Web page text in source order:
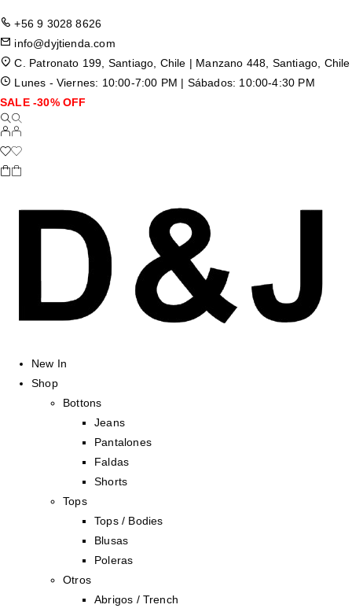
+56 9 3028 8626
info@dyjtienda.com
C. Patronato 199, Santiago, Chile | Manzano 448, Santiago, Chile
Lunes - Viernes: 10:00-7:00 PM | Sábados: 10:00-4:30 PM
SALE -30% OFF
New In
Shop
Bottons
Jeans
Pantalones
Faldas
Shorts
Tops
Tops / Bodies
Blusas
Poleras
Otros
Abrigos / Trench